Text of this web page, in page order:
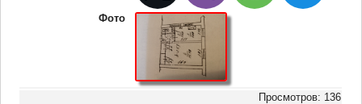
Фото
Просмотров: 136